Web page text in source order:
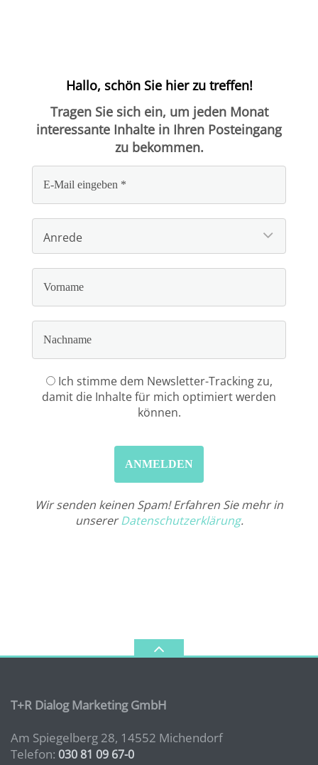
Hallo, schön Sie hier zu treffen!
Tragen Sie sich ein, um jeden Monat
interessante Inhalte in Ihren Posteingang
zu bekommen.
Ich stimme dem Newsletter-Tracking zu,
damit die Inhalte für mich optimiert werden
können.
Wir senden keinen Spam! Erfahren Sie mehr in
unsererDatenschutzerklärung.
T+R Dialog Marketing GmbH
Am Spiegelberg 28, 14552 Michendorf
Telefon: 030 81 09 67-0